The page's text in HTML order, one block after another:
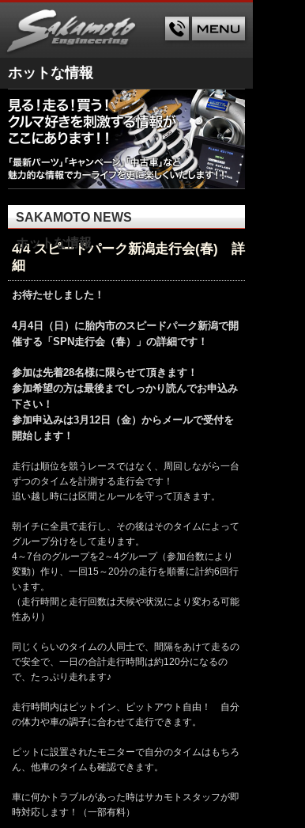
ホットな情報
SAKAMOTO NEWS
ホットな情報
4/4 スピードパーク新潟走行会(春) 詳
細
お待たせしました！
4月4日（日）に胎内市のスピードパーク新潟で開
催する「SPN走行会（春）」の詳細です！
参加は先着28名様に限らせて頂きます！
参加希望の方は最後までしっかり読んでお申込み
下さい！
参加申込みは3月12日（金）からメールで受付を
開始します！
走行は順位を競うレースではなく、周回しながら一台
ずつのタイムを計測する走行会です！
追い越し時には区間とルールを守って頂きます。
朝イチに全員で走行し、その後はそのタイムによって
グループ分けをして走ります。
4～7台のグループを2～4グループ（参加台数により
変動）作り、一回15～20分の走行を順番に計約6回行
います。
（走行時間と走行回数は天候や状況により変わる可能
性あり）
同じくらいのタイムの人同士で、間隔をあけて走るの
で安全で、一日の合計走行時間は約120分になるの
で、たっぷり走れます♪
走行時間内はピットイン、ピットアウト自由！ 自分
の体力や車の調子に合わせて走行できます。
ピットに設置されたモニターで自分のタイムはもちろ
ん、他車のタイムも確認できます。
車に何かトラブルがあった時はサカモトスタッフが即
時対応します！（一部有料）